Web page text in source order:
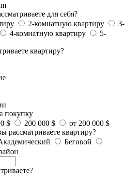
для себя?
2-комнатную квартиру
3-
4-комнатную квартиру
5-
квартиру?
покупку
$ 200 000 $
от 200 000 $
рассматриваете квартиру?
Беговой